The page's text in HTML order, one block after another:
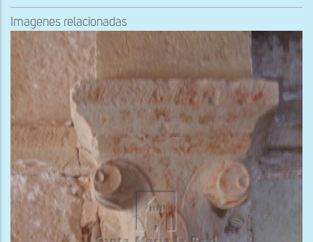
Imagenes relacionadas